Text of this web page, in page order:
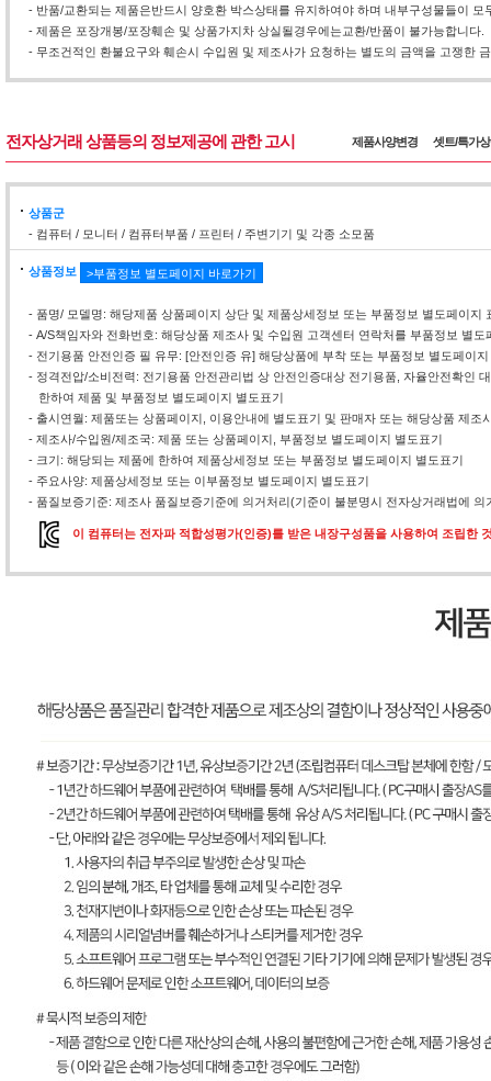
- 반품/교환되는 제품은반드시 양호환 박스상태를 유지하여야 하며 내부구성물들이 모
- 제품은 포장개봉/포장훼손 및 상품가지차 상실될경우에는교환/반품이 불가능합니다.
- 무조건적인 환불요구와 훼손시 수입원 및 제조사가 요청하는 별도의 금액을 고쟁한
전자상거래 상품등의 정보제공에 관한 고시 제품사양변경 셋트/특가
상품군
- 컴퓨터 / 모니터 / 컴퓨터부품 / 프린터 / 주변기기 및 각종 소모품
상품정보 >부품정보 별도페이지 바로가기
- 품명/ 모델명: 해당제품 상품페이지 상단 및 제품상세정보 또는 부품정보 별도페이지
- A/S책임자와 전화번호: 해당상품 제조사 및 수입원 고객센터 연락처를 부품정보 별도
- 전기용품 안전인증 필 유무: [안전인증 유] 해당상품에 부착 또는 부품정보 별도페이지
- 정격전압/소비전력: 전기용품 안전관리법 상 안전인증대상 전기용품, 자율안전확인
한하여 제품 및 부품정보 별도페이지 별도표기
- 출시연월: 제품또는 상품페이지, 이용안내에 별도표기 및 판매자 또는 해당상품 제조
- 제조사/수입원/제조국: 제품 또는 상품페이지, 부품정보 별도페이지 별도표기
- 크기: 해당되는 제품에 한하여 제품상세정보 또는 부품정보 별도페이지 별도표기
- 주요사양: 제품상세정보 또는 이부품정보 별도페이지 별도표기
- 품질보증기준: 제조사 품질보증기준에 의거처리(기준이 불분명시 전자상거래법에 의
이 컴퓨터는 전자파 적합성평가(인증)를 받은 내장구성품을 사용하여 조립한